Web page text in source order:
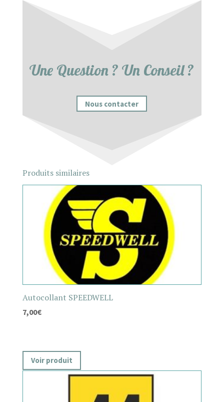
Une Question ? Un Conseil ?
Nous contacter
Produits similaires
Autocollant SPEEDWELL
7,00€
Voir produit